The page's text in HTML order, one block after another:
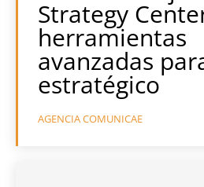
Strategy
herramientas
avanzadas
estratégico
AGENCIA COMUNICAE